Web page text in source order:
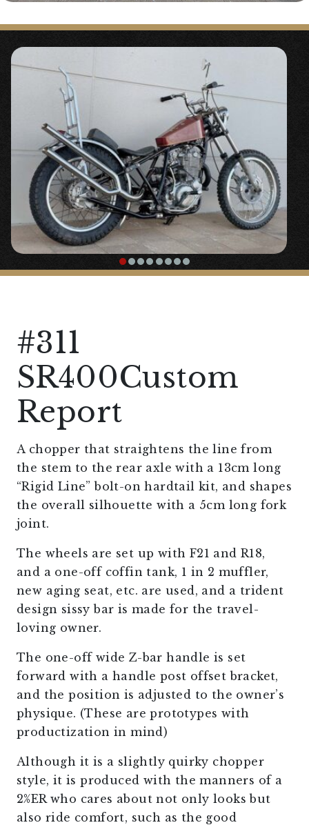
#311
SR400Custom
Report
A chopper that straightens the line from
the stem to the rear axle with a 13cm long
“Rigid Line” bolt-on hardtail kit, and shapes
the overall silhouette with a 5cm long fork
joint.
The wheels are set up with F21 and R18,
and a one-off coffin tank, 1 in 2 muffler,
new aging seat, etc. are used, and a trident
design sissy bar is made for the travel-
loving owner.
The one-off wide Z-bar handle is set
forward with a handle post offset bracket,
and the position is adjusted to the owner’s
physique. (These are prototypes with
productization in mind)
Although it is a slightly quirky chopper
style, it is produced with the manners of a
2%ER who cares about not only looks but
also ride comfort, such as the good